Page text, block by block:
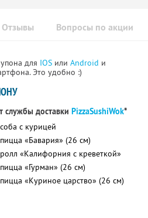
Отзывы Вопросы по акции
для IOS или Android и
Это удобно :)
службы доставки PizzaSushiWok*
с курицей
«Бавария» (26 см)
«Калифорния с креветкой»
«Гурман» (26 см)
«Куриное царство» (26 см)